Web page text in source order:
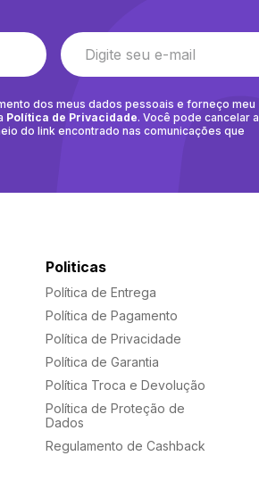
dos meus dados pessoais e forneço meu
Política de Privacidade. Você pode cancelar a
do link encontrado nas comunicações que
Politicas
Política de Entrega
Política de Pagamento
Política de Privacidade
Política de Garantia
Política Troca e Devolução
Política de Proteção de
Dados
Regulamento de Cashback